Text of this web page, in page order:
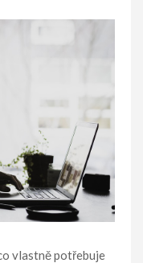
vlastně potřebuje